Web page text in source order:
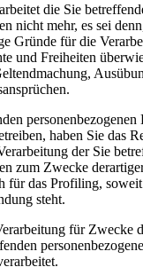
die Sie
nicht mehr, es sei
Gründe für die
und Freiheiten
personenbezogenen
haben Sie das
der Sie
zum Zwecke
für das Profiling,
steht.
für Zwecke